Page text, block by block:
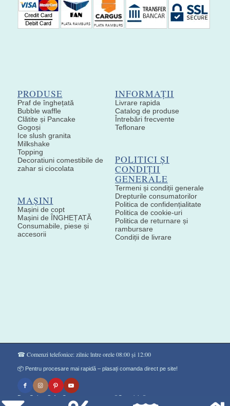
PRODUSE
Praf de înghețată
Bubble waffle
Clătite și Pancake
Gogoși
Ice slush granita
Milkshake
Topping
Decoratiuni comestibile de
zahar si ciocolata
MAȘINI
Mașini de copt
Mașini de ÎNGHEȚATĂ
Consumabile, piese și
accesorii
INFORMAȚII
Livrare rapida
Catalog de produse
Întrebări frecvente
Teflonare
POLITICI ȘI
CONDIȚII
GENERALE
Termeni și condiții generale
Drepturile consumatorilor
Politica de confidențialitate
Politica de cookie-uri
Politica de returnare și
rambursare
Condiții de livrare
☎ Comenzi telefonice: zilnic între orele 08:00 și 12:00
📦 Pentru procesare mai rapidă – plasați comanda direct pe site!
Don Gelato Soft - Сладоледи на прах ®Copyright©